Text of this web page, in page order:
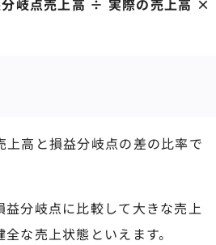
上高と損益分岐点の差の比率で
分岐点に比較して大きな売上
な売上状態といえます。